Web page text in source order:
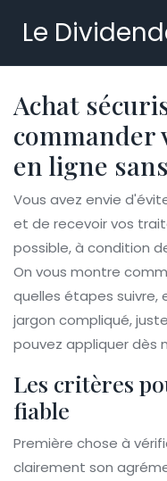
Le
Achat
commander
en ligne
Vous avez envie
et de recevoir vos
possible, à condition
On vous montre
quelles étapes suivre,
jargon compliqué,
pouvez appliquer dès
Les critères
fiable
Première chose à
clairement son